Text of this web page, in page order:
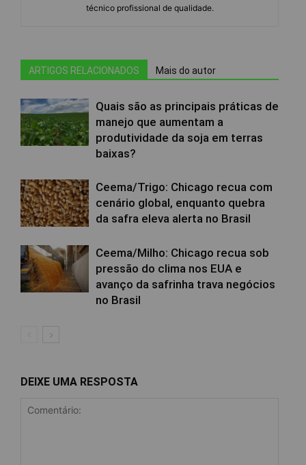
técnico profissional de qualidade.
ARTIGOS RELACIONADOS Mais do autor
Quais são as principais práticas de
manejo que aumentam a
produtividade da soja em terras
baixas?
Ceema/Trigo: Chicago recua com
cenário global, enquanto quebra
da safra eleva alerta no Brasil
Ceema/Milho: Chicago recua sob
pressão do clima nos EUA e
avanço da safrinha trava negócios
no Brasil
DEIXE UMA RESPOSTA